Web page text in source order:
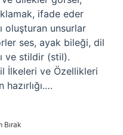
ifade eder
oluşturan unsurlar
ses, ayak bileği, dil
ve stildir (stil).
İlkeleri ve Özellikleri
hazırlığı.…
Bırak